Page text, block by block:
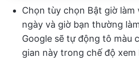
Chọn tùy chọn Bật giờ làm
ngày và giờ bạn thường
Google sẽ tự động tô màu
gian này trong chế độ xem